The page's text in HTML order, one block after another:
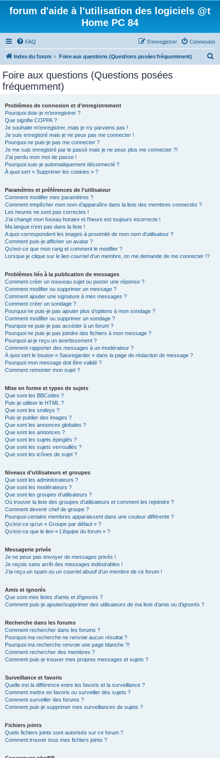
forum d'aide à l'utilisation des logiciels @t
Home PC 84
FAQ Connexion
S’enregistrer
Index du forum Foire aux questions (Questions posées fréquemment)
Foire aux questions (Questions posées
fréquemment)
Problèmes de connexion et d’enregistrement
Pourquoi dois-je m’enregistrer ?
Que signifie COPPA ?
Je souhaite m’enregistrer, mais je n’y parviens pas !
Je suis enregistré mais je ne peux pas me connecter !
Pourquoi ne puis-je pas me connecter ?
Je me suis enregistré par le passé mais je ne peux plus me connecter ?!
J’ai perdu mon mot de passe !
Pourquoi suis-je automatiquement déconnecté ?
À quoi sert « Supprimer les cookies » ?
Paramètres et préférences de l’utilisateur
Comment modifier mes paramètres ?
Comment empêcher mon nom d’apparaître dans la liste des membres connectés ?
Les heures ne sont pas correctes !
J’ai changé mon fuseau horaire et l’heure est toujours incorrecte !
Ma langue n’est pas dans la liste !
A quoi correspondent les images à proximité de mon nom d’utilisateur ?
Comment puis-je afficher un avatar ?
Qu’est-ce que mon rang et comment le modifier ?
Lorsque je clique sur le lien courrield’un membre, on me demande de me connecter !?
Problèmes liés à la publication de messages
Comment créer un nouveau sujet ou poster une réponse ?
Comment modifier ou supprimer un message ?
Comment ajouter une signature à mes messages ?
Comment créer un sondage ?
Pourquoi ne puis-je pas ajouter plus d’options à mon sondage ?
Comment modifier ou supprimer un sondage ?
Pourquoi ne puis-je pas accéder à un forum ?
Pourquoi ne puis-je pas joindre des fichiers à mon message ?
Pourquoi ai-je reçu un avertissement ?
Comment rapporter des messages à un modérateur ?
À quoi sert le bouton « Sauvegarder » dans la page de rédaction de message ?
Pourquoi mon message doit être validé ?
Comment remonter mon sujet ?
Mise en forme et types de sujets
Que sont les BBCodes ?
Puis-je utiliser le HTML ?
Que sont les smileys ?
Puis-je publier des images ?
Que sont les annonces globales ?
Que sont les annonces ?
Que sont les sujets épinglés ?
Que sont les sujets verrouillés ?
Que sont les icônes de sujet ?
Niveaux d’utilisateurs et groupes
Que sont les administrateurs ?
Que sont les modérateurs ?
Que sont les groupes d’utilisateurs ?
Où trouver la liste des groupes d’utilisateurs et comment les rejoindre ?
Comment devenir chef de groupe ?
Pourquoi certains membres apparaissent dans une couleur différente ?
Qu’est-ce qu’un « Groupe par défaut » ?
Qu’est-ce que le lien « L’équipe du forum » ?
Messagerie privée
Je ne peux pas envoyer de messages privés !
Je reçois sans arrêt des messages indésirables !
J’ai reçu un spam ou un courriel abusif d’un membre de ce forum !
Amis et ignorés
Que sont mes listes d’amis et d’ignorés ?
Comment puis-je ajouter/supprimer des utilisateurs de ma liste d’amis ou d’ignorés ?
Recherche dans les forums
Comment rechercher dans les forums ?
Pourquoi ma recherche ne renvoie aucun résultat ?
Pourquoi ma recherche renvoie une page blanche ?!
Comment rechercher des membres ?
Comment puis-je trouver mes propres messages et sujets ?
Surveillance et favoris
Quelle est la différence entre les favoris et la surveillance ?
Comment mettre en favoris ou surveiller des sujets ?
Comment surveiller des forums ?
Comment puis-je supprimer mes surveillances de sujets ?
Fichiers joints
Quels fichiers joints sont autorisés sur ce forum ?
Comment trouver tous mes fichiers joints ?